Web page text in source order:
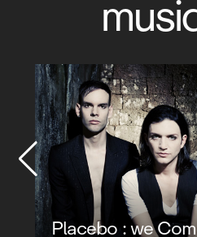
Placebo : we Come